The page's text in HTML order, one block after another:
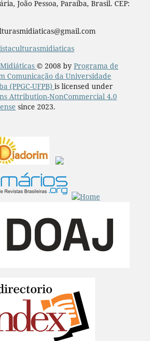
João Pessoa, Paraíba, Brasil. CEP:
© 2008 by Programa de
Comunicação da Universidade
(PPGC-UFPB) is licensed under
Attribution-NonCommercial 4.0
since 2023.